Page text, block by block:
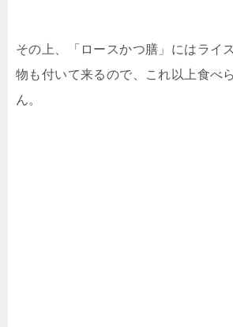
その上、「ロースかつ膳」にはライ
物も付いて来るので、これ以上食べ
ん。